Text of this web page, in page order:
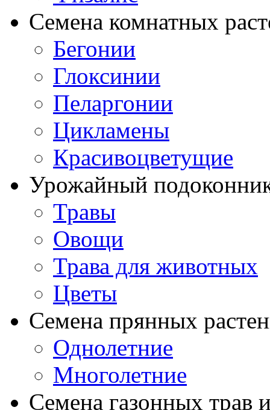
Семена комнатных
Бегонии
Глоксинии
Пеларгонии
Цикламены
Красивоцветущие
Урожайный
Травы
Овощи
Трава для животных
Цветы
Семена прянных
Однолетние
Многолетние
Семена газонных трав